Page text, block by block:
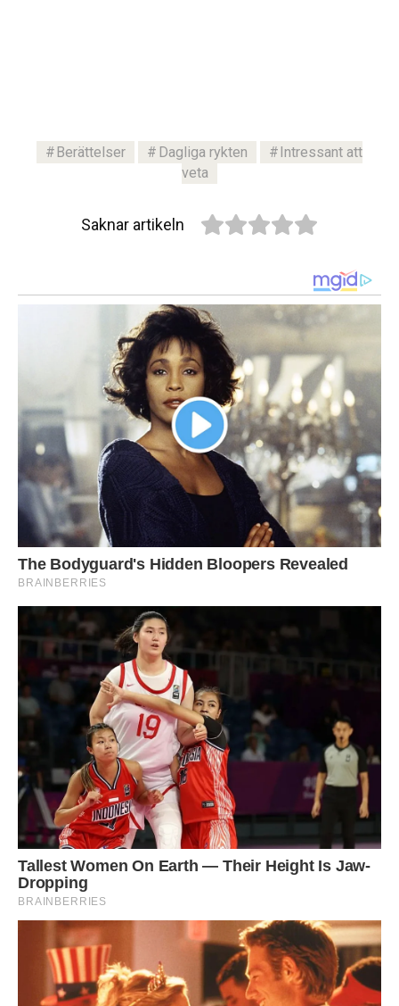
Berättelser Dagliga rykten
Intressant att
veta
Saknar artikeln